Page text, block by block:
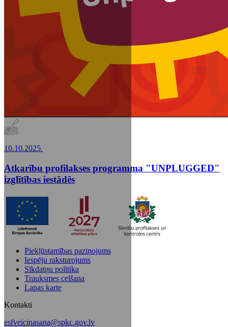
10.10.2025.
Atkarību profilakses programma "UNPLUGGED"
izglītības iestādēs
Piekļūstamības paziņojums
Iespēju raksturojums
Sīkdatņu politika
Trauksmes celšana
Lapas karte
Kontakti
esfveicinasana@spkc.gov.lv